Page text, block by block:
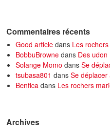
Commentaires récents
Good articledans Les
BobbuBrownedans Des udon
Solange Momo dans Se
tsubasa801 dans Se déplacer
Benfica dans Les rochers
Archives